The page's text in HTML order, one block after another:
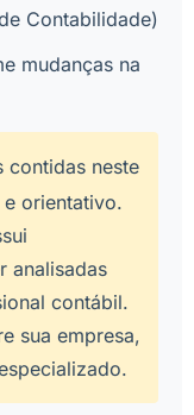
Contabilidade)
mudanças na
contidas neste
orientativo.
analisadas
contábil.
sua empresa,